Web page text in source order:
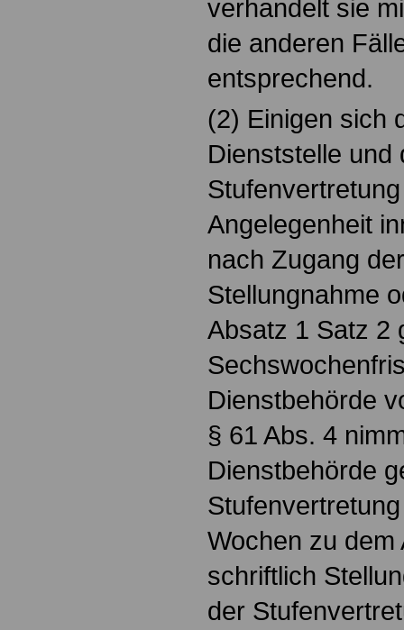
verhandelt sie
die anderen
entsprechend.
(2) Einigen sich
Dienststelle und
Angelegenheit
nach Zugang
Stellungnahme
Absatz 1 Satz 2
Dienstbehörde
§ 61 Abs. 4
Dienstbehörde
Wochen zu
schriftlich
der